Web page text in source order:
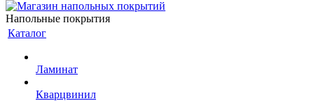
Напольные покрытия
Каталог
Ламинат
Кварцвинил